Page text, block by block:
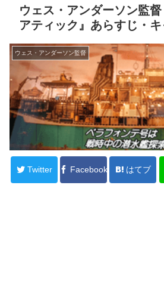
ウェス・アンダーソン監
アティック』あらすじ・
ウェス・アンダーソン監督
Twitter Facebook はてブ